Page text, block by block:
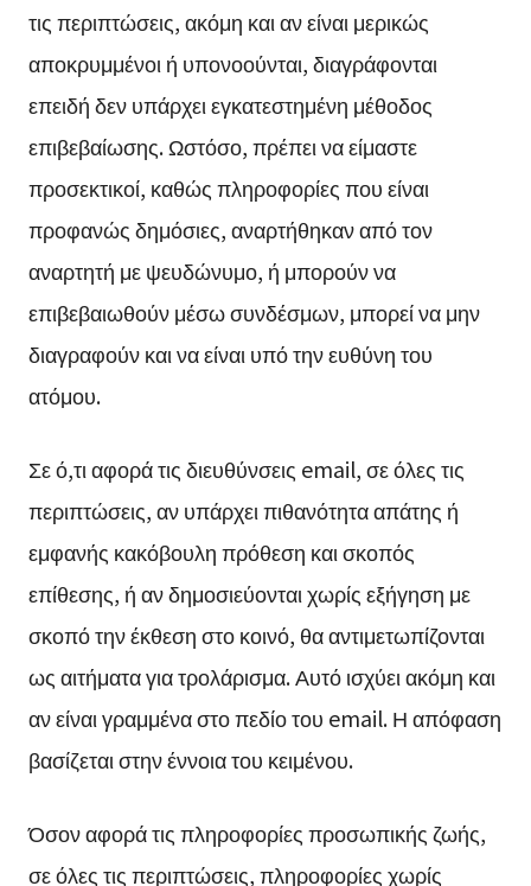
τις περιπτώσεις, ακόμη και αν είναι μερικώς
αποκρυμμένοι ή υπονοούνται, διαγράφονται
επειδή δεν υπάρχει εγκατεστημένη μέθοδος
επιβεβαίωσης. Ωστόσο, πρέπει να είμαστε
προσεκτικοί, καθώς πληροφορίες που είναι
προφανώς δημόσιες, αναρτήθηκαν από τον
αναρτητή με ψευδώνυμο, ή μπορούν να
επιβεβαιωθούν μέσω συνδέσμων, μπορεί να μην
διαγραφούν και να είναι υπό την ευθύνη του
ατόμου.
Σε ό,τι αφορά τις διευθύνσεις email, σε όλες τις
περιπτώσεις, αν υπάρχει πιθανότητα απάτης ή
εμφανής κακόβουλη πρόθεση και σκοπός
επίθεσης, ή αν δημοσιεύονται χωρίς εξήγηση με
σκοπό την έκθεση στο κοινό, θα αντιμετωπίζονται
ως αιτήματα για τρολάρισμα. Αυτό ισχύει ακόμη και
αν είναι γραμμένα στο πεδίο του email. Η απόφαση
βασίζεται στην έννοια του κειμένου.
Όσον αφορά τις πληροφορίες προσωπικής ζωής,
σε όλες τις περιπτώσεις, πληροφορίες χωρίς